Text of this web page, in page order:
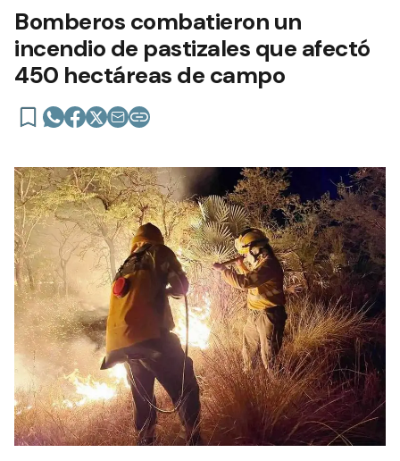
Bomberos combatieron un
incendio de pastizales que afectó
450 hectáreas de campo